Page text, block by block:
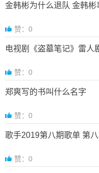
金韩彬为什么退队 金韩
赞：0
电视剧《盗墓笔记》雷人
赞：0
郑爽写的书叫什么名字
赞：0
歌手2019第八期歌单 第
赞：0